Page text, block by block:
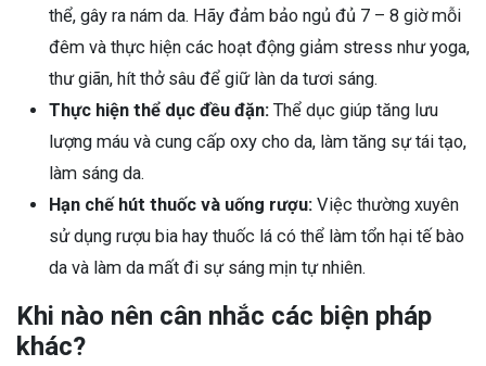
thể, gây ra nám da. Hãy đảm bảo ngủ đủ 7 – 8 giờ mỗi
đêm và thực hiện các hoạt động giảm stress như yoga,
thư giãn, hít thở sâu để giữ làn da tươi sáng.
Thực hiện thể dục đều đặn: Thể dục giúp tăng lưu
lượng máu và cung cấp oxy cho da, làm tăng sự tái tạo,
làm sáng da.
Hạn chế hút thuốc và uống rượu: Việc thường xuyên
sử dụng rượu bia hay thuốc lá có thể làm tổn hại tế bào
da và làm da mất đi sự sáng mịn tự nhiên.
Khi nào nên cân nhắc các biện pháp
khác?